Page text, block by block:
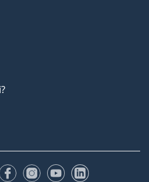
FacebookInstagram
YouTubeLinkedIn